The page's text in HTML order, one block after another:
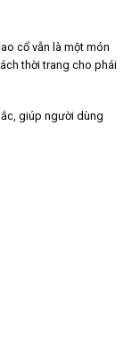
cổ vẫn là một món
thời trang cho phái
giúp người dùng